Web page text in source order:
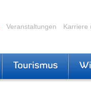
Veranstaltungen Karriere
Tourismus